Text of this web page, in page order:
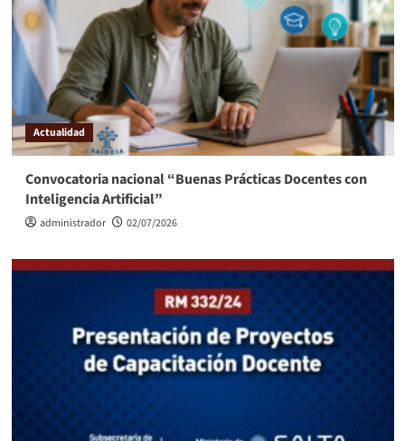
Actualidad
Convocatoria nacional “Buenas Prácticas Docentes con
Inteligencia Artificial”
administrador 02/07/2026